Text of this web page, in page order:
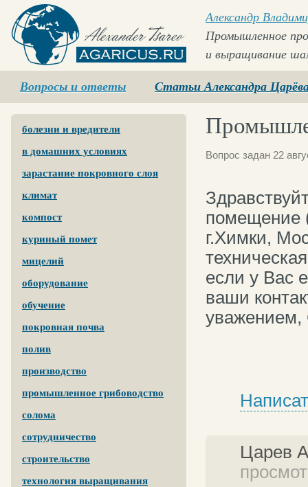
Agaricus.ru
Александр
Промышленное
и выращивание
Вопросы и ответы Статьи Александра
болезни и вредители
в домашних условиях
зарастание покровного слоя
климат
компост
куриный помет
мицелий
оборудование
обучение
покровная почва
полив
производство
промышленное грибоводство
солома
сотрудничество
строительство
технология выращивания
Вопрос задан 22
помещение
г.Химки,
если у Вас
ваши
уважением,
Царев